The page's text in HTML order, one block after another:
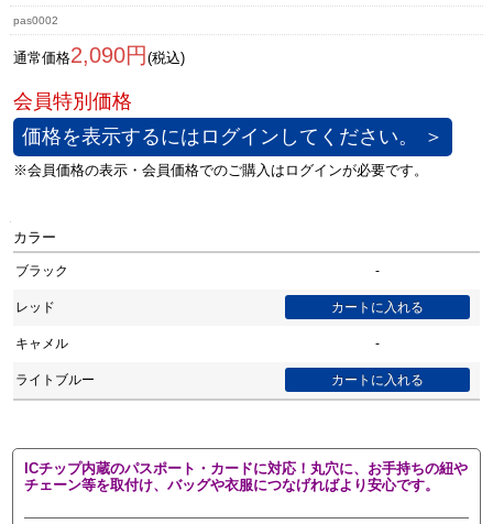
pas0002
通常価格2,090円 (税込)
価格を表示するにはログインしてください。 ＞
カラー
ブラック -
レッド
キャメル -
ライトブルー
ICチップ内蔵のパスポート・カードに対応！丸穴に、お手持ちの紐や
チェーン等を取付け、バッグや衣服につなげればより安心です。